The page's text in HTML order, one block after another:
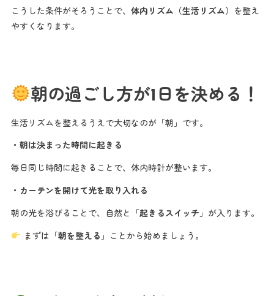
こうした条件がそろうことで、 体内リズム（生活リズム）
を整え
やすくなります。
朝の過ごし方が1日を決める！
生活リズムを整えるうえで大切なのが「朝」です。
・朝は決まった時間に起きる
毎日同じ時間に起きることで、体内時計が整います。
・カーテンを開けて光を取り入れる
朝の光を浴びることで、自然と「 起きるスイッチ」が入ります。
まずは「 朝を整える 」ことから始めましょう。